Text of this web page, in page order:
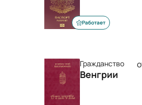
Работает
Гражданство
Венгрии